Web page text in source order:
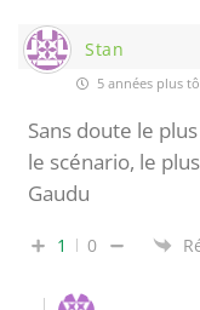
Stan
5 années plus
Sans doute le
le scénario, le
Gaudu
1 0